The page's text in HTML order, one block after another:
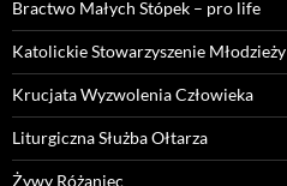
Bractwo Małych Stópek – pro life
Katolickie Stowarzyszenie Młodzieży
Krucjata Wyzwolenia Człowieka
Liturgiczna Służba Ołtarza
Żywy Różaniec